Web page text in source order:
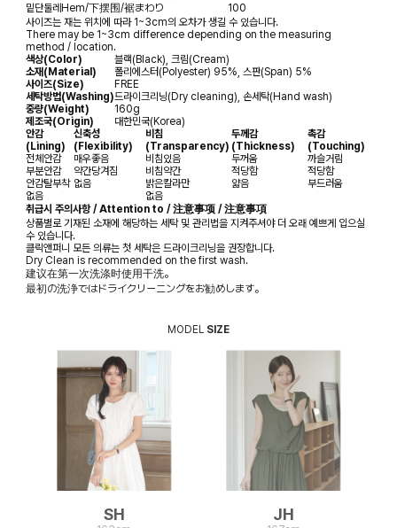
밑단둘레Hem/下摆围/裾まわり
100
사이즈는 재는 위치에 따라 1~3cm의 오차가 생길 수 있습니다.
There may be 1~3cm difference depending on the measuring
method / location.
색상(Color)
블랙(Black), 크림(Cream)
소재(Material)
폴리에스터(Polyester) 95%, 스판(Span) 5%
사이즈(Size)
FREE
세탁방법(Washing)드라이크리닝(Dry cleaning), 손세탁(Hand wash)
중량(Weight)
160g
제조국(Origin)
대한민국(Korea)
안감
(Lining)
신축성
(Flexibility)
비침
(Transparency)
두께감
(Thickness)
촉감
(Touching)
전체안감
매우좋음 비침있음 두꺼움
까슬거림
부분안감
약간당겨짐 비침약간 적당함
적당함
안감탈부착 없음 밝은칼라만 얇음
부드러움
없음
없음
취급시 주의사항 / Attention to / 注意事项 / 注意事項
상품별로 기재된 소재에 해당하는 세탁 및 관리법을 지켜주셔야 더 오래 예쁘게 입으실
수 있습니다.
클릭앤퍼니 모든 의류는 첫 세탁은 드라이크리닝을 권장합니다.
Dry Clean is recommended on the first wash.
建议在第一次洗涤时使用干洗。
最初の洗浄ではドライクリーニングをお勧めします。
MODEL SIZE
SH JH